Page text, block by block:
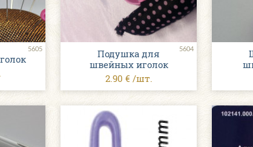
5605 5604
Подушка для
швейных иголок
2.90 € /шт.